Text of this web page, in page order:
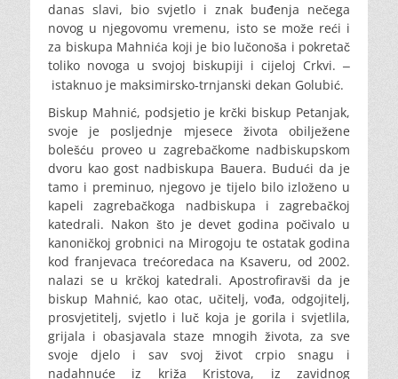
danas slavi, bio svjetlo i znak buđenja nečega
novog u njegovomu vremenu, isto se može reći i
za biskupa Mahnića koji je bio lučonoša i pokretač
toliko novoga u svojoj biskupiji i cijeloj Crkvi. –
istaknuo je maksimirsko-trnjanski dekan Golubić.
Biskup Mahnić, podsjetio je krčki biskup Petanjak,
svoje je posljednje mjesece života obilježene
bolešću proveo u zagrebačkome nadbiskupskom
dvoru kao gost nadbiskupa Bauera. Budući da je
tamo i preminuo, njegovo je tijelo bilo izloženo u
kapeli zagrebačkoga nadbiskupa i zagrebačkoj
katedrali. Nakon što je devet godina počivalo u
kanoničkoj grobnici na Mirogoju te ostatak godina
kod franjevaca trećoredaca na Ksaveru, od 2002.
nalazi se u krčkoj katedrali. Apostrofiravši da je
biskup Mahnić, kao otac, učitelj, vođa, odgojitelj,
prosvjetitelj, svjetlo i luč koja je gorila i svjetlila,
grijala i obasjavala staze mnogih života, za sve
svoje djelo i sav svoj život crpio snagu i
nadahnuće iz križa Kristova, iz zavidnog